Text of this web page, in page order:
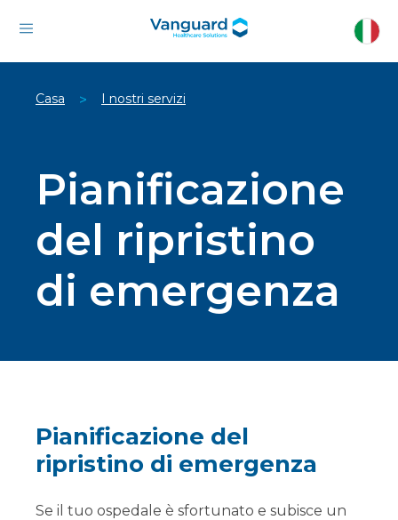
Casa > I nostri servizi
Pianificazione
del ripristino
di emergenza
Pianificazione del
ripristino di emergenza
Se il tuo ospedale è sfortunato e subisce un